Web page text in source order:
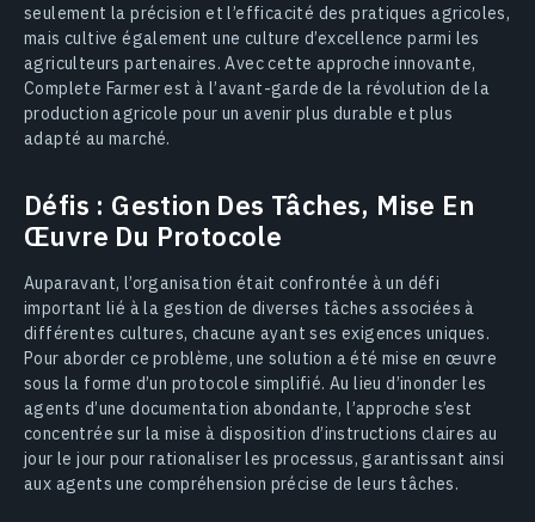
seulement la précision et l’efficacité des pratiques agricoles,
mais cultive également une culture d’excellence parmi les
agriculteurs partenaires. Avec cette approche innovante,
Complete Farmer est à l’avant-garde de la révolution de la
production agricole pour un avenir plus durable et plus
adapté au marché.
Défis : Gestion Des Tâches, Mise En
Œuvre Du Protocole
Auparavant, l’organisation était confrontée à un défi
important lié à la gestion de diverses tâches associées à
différentes cultures, chacune ayant ses exigences uniques.
Pour aborder ce problème, une solution a été mise en œuvre
sous la forme d’un protocole simplifié. Au lieu d’inonder les
agents d’une documentation abondante, l’approche s’est
concentrée sur la mise à disposition d’instructions claires au
jour le jour pour rationaliser les processus, garantissant ainsi
aux agents une compréhension précise de leurs tâches.